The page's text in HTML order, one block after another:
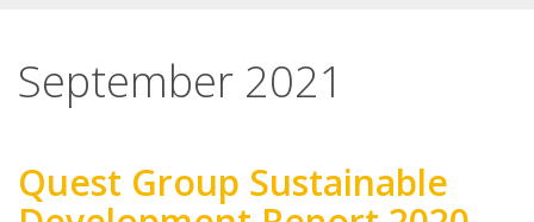
September 2021
Quest Group Sustainable